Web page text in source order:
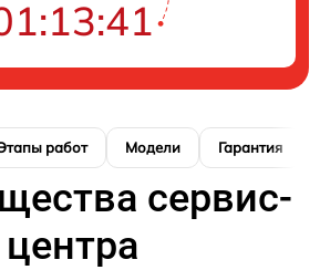
работ Модели Гарантия
сервис-
центра